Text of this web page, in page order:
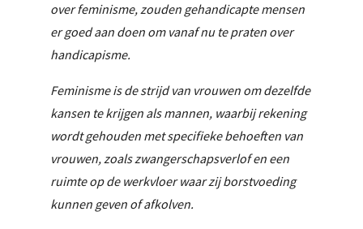
over feminisme, zouden gehandicapte mensen
er goed aan doen om vanaf nu te praten over
handicapisme.
Feminisme is de strijd van vrouwen om dezelfde
kansen te krijgen als mannen, waarbij rekening
wordt gehouden met specifieke behoeften van
vrouwen, zoals zwangerschapsverlof en een
ruimte op de werkvloer waar zij borstvoeding
kunnen geven of afkolven.